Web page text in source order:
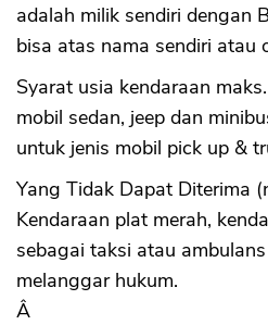
adalah milik sendiri dengan
bisa atas nama sendiri atau
Syarat usia kendaraan
mobil sedan, jeep dan
untuk jenis mobil pick up &
Yang Tidak Dapat Diterima
Kendaraan plat merah,
sebagai taksi atau
melanggar hukum.
Â